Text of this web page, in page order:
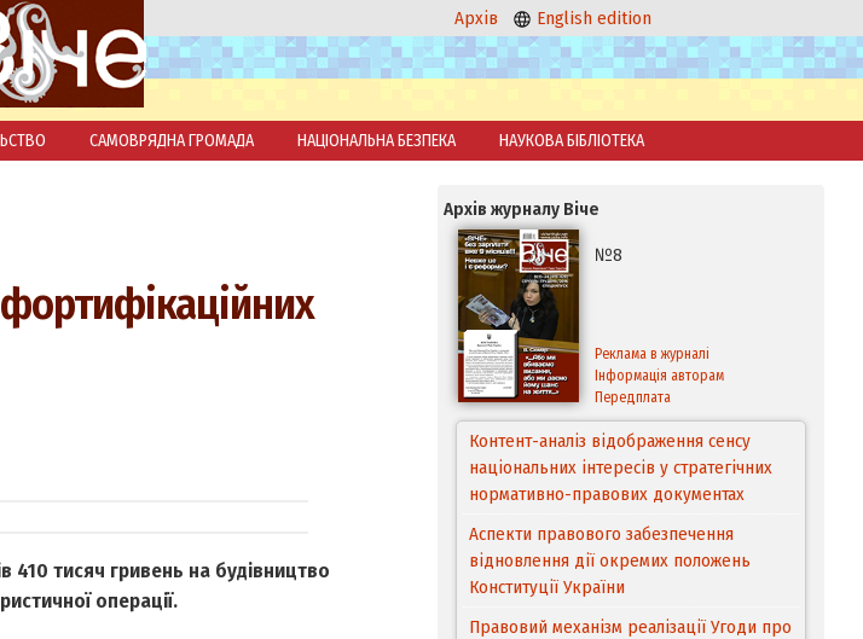
Архів English edition
САМОВРЯДНА ГРОМАДА НАЦІОНАЛЬНА БЕЗПЕКА НАУКОВА БІБЛІОТЕКА
410 тисяч гривень на будівництво
операції.
Архів журналу Віче
№8
Реклама в журналі
Інформація авторам
Передплата
Контент-аналіз відображення сенсу
національних інтересів у стратегічних
нормативно-правових документах
Аспекти правового забезпечення
відновлення дії окремих положень
Конституції України
Правовий механізм реалізації Угоди про